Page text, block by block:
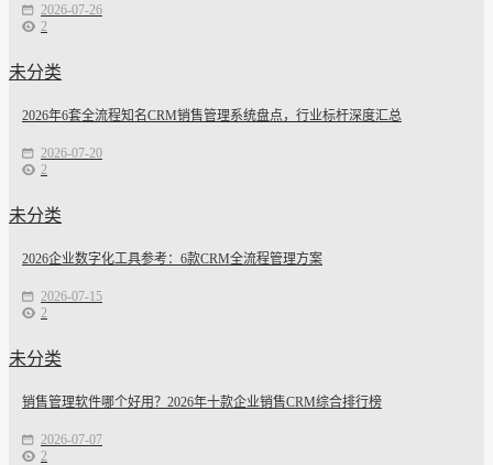
2026-07-26
2
未分类
2026年6套全流程知名CRM销售管理系统盘点，行业标杆深度汇总
2026-07-20
2
未分类
2026企业数字化工具参考：6款CRM全流程管理方案
2026-07-15
2
未分类
销售管理软件哪个好用？2026年十款企业销售CRM综合排行榜
2026-07-07
2